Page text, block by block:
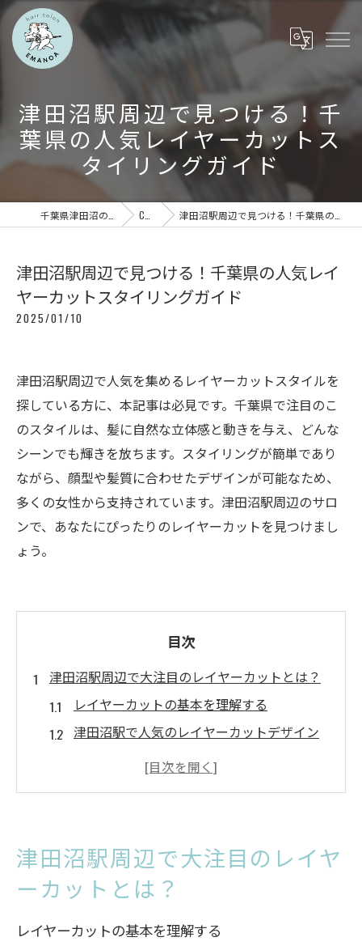
津田沼駅周辺で見つける！千
葉県の人気レイヤーカットス
タイリングガイド
COLUMN 津田沼駅周辺で見つける！千葉県の人気レイヤーカットスタイリングガイド
津田沼駅周辺で見つける！千葉県の人気レイ
ヤーカットスタイリングガイド
2025/01/10
津田沼駅周辺で人気を集めるレイヤーカットスタイルを
探している方に、本記事は必見です。千葉県で注目のこ
のスタイルは、髪に自然な立体感と動きを与え、どんな
シーンでも輝きを放ちます。スタイリングが簡単であり
ながら、顔型や髪質に合わせたデザインが可能なため、
多くの女性から支持されています。津田沼駅周辺のサロ
ンで、あなたにぴったりのレイヤーカットを見つけまし
ょう。
目次
津田沼駅周辺で大注目のレイヤーカットとは？
レイヤーカットの基本を理解する
津田沼駅で人気のレイヤーカットデザイン
レイヤーカットのメリットと魅力
津田沼駅周辺でおすすめのサロン紹介
スタイリングが簡単な津田沼駅のレイヤーカッ
津田沼駅周辺で大注目のレイヤ
ーカットとは？
レイヤーカットの基本を理解する